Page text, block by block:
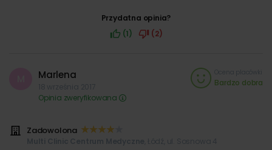
Przydatna opinia?
(1)
(2)
Marlena
Opinia zweryfikowana
Bardzo dobra
Zadowolona